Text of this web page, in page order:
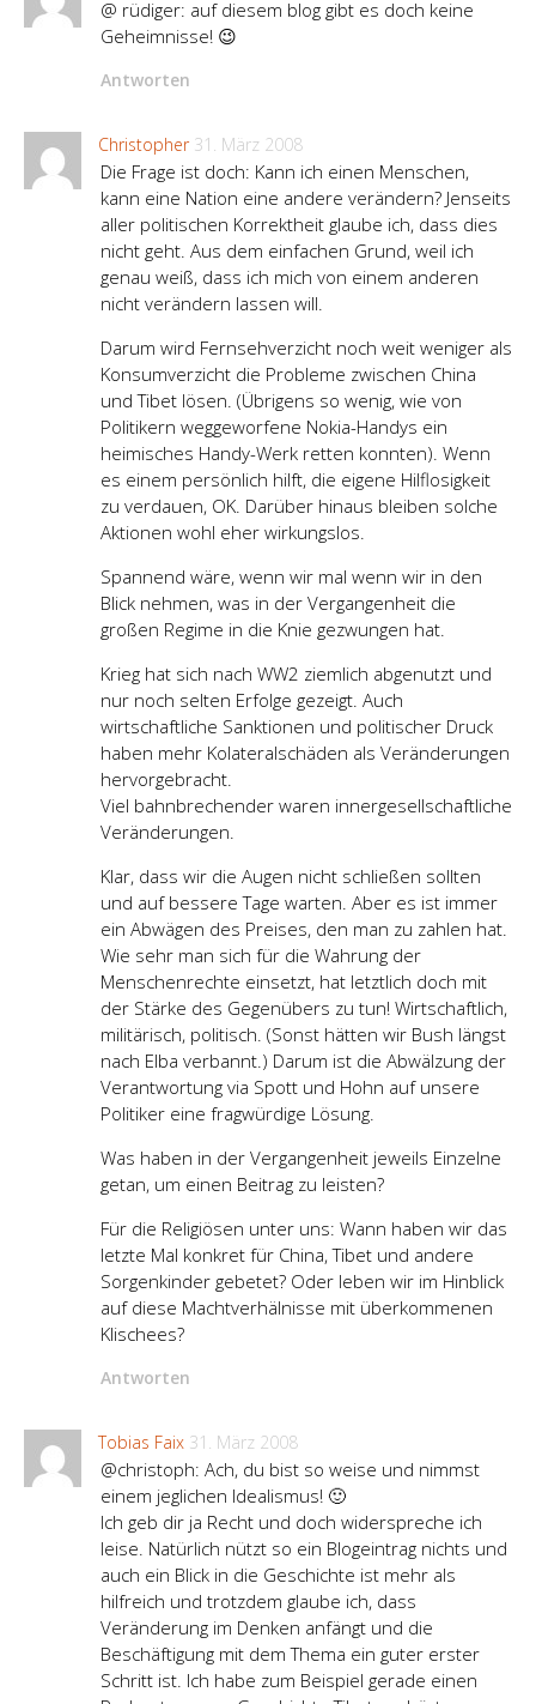
@ rüdiger: auf diesem blog gibt es doch keine
Geheimnisse! 😉
Antworten
Christopher 31. März 2008
Die Frage ist doch: Kann ich einen Menschen,
kann eine Nation eine andere verändern? Jenseits
aller politischen Korrektheit glaube ich, dass dies
nicht geht. Aus dem einfachen Grund, weil ich
genau weiß, dass ich mich von einem anderen
nicht verändern lassen will.
Darum wird Fernsehverzicht noch weit weniger als
Konsumverzicht die Probleme zwischen China
und Tibet lösen. (Übrigens so wenig, wie von
Politikern weggeworfene Nokia-Handys ein
heimisches Handy-Werk retten konnten). Wenn
es einem persönlich hilft, die eigene Hilflosigkeit
zu verdauen, OK. Darüber hinaus bleiben solche
Aktionen wohl eher wirkungslos.
Spannend wäre, wenn wir mal wenn wir in den
Blick nehmen, was in der Vergangenheit die
großen Regime in die Knie gezwungen hat.
Krieg hat sich nach WW2 ziemlich abgenutzt und
nur noch selten Erfolge gezeigt. Auch
wirtschaftliche Sanktionen und politischer Druck
haben mehr Kolateralschäden als Veränderungen
hervorgebracht.
Viel bahnbrechender waren innergesellschaftliche
Veränderungen.
Klar, dass wir die Augen nicht schließen sollten
und auf bessere Tage warten. Aber es ist immer
ein Abwägen des Preises, den man zu zahlen hat.
Wie sehr man sich für die Wahrung der
Menschenrechte einsetzt, hat letztlich doch mit
der Stärke des Gegenübers zu tun! Wirtschaftlich,
militärisch, politisch. (Sonst hätten wir Bush längst
nach Elba verbannt.) Darum ist die Abwälzung der
Verantwortung via Spott und Hohn auf unsere
Politiker eine fragwürdige Lösung.
Was haben in der Vergangenheit jeweils Einzelne
getan, um einen Beitrag zu leisten?
Für die Religiösen unter uns: Wann haben wir das
letzte Mal konkret für China, Tibet und andere
Sorgenkinder gebetet? Oder leben wir im Hinblick
auf diese Machtverhälnisse mit überkommenen
Klischees?
Antworten
Tobias Faix 31. März 2008
@christoph: Ach, du bist so weise und nimmst
einem jeglichen Idealismus! 🙂
Ich geb dir ja Recht und doch widerspreche ich
leise. Natürlich nützt so ein Blogeintrag nichts und
auch ein Blick in die Geschichte ist mehr als
hilfreich und trotzdem glaube ich, dass
Veränderung im Denken anfängt und die
Beschäftigung mit dem Thema ein guter erster
Schritt ist. Ich habe zum Beispiel gerade einen